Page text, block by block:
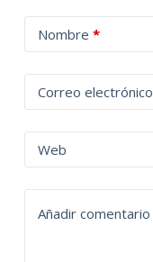
Nombre *
Correo electrónico
Web
Añadir comentario
l
t
a
t